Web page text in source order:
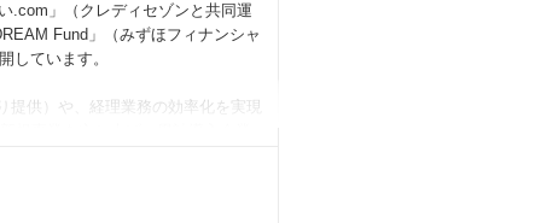
.com」（クレディセゾンと共同運
Fund」（みずほフィナンシャ
しています。
提供）や、経理業務の効率化を実現
未満を維持、累計カード発行枚